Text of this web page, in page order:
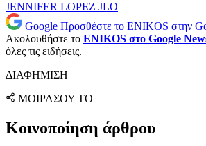
JENNIFER LOPEZ JLO
Google Προσθέστε το ENIKOS στην
Ακολουθήστε το ENIKOS στο Google
όλες τις ειδήσεις.
ΔΙΑΦΗΜΙΣΗ
ΜΟΙΡΑΣΟΥ ΤΟ
Κοινοποίηση άρθρου